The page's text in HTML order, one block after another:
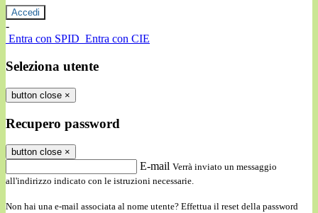
-
Entra con SPID Entra con CIE
Seleziona utente
button close ×
Recupero password
button close ×
E-mail Verrà inviato un messaggio
all'indirizzo indicato con le istruzioni necessarie.
Non hai una e-mail associata al nome utente? Effettua il reset della password